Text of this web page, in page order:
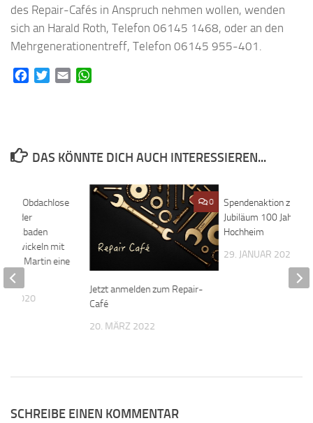
des Repair-Cafés in Anspruch nehmen wollen, wenden
sich an Harald Roth, Telefon 06145 1468, oder an den
Mehrgenerationentreff, Telefon 06145 955-401.
FacebookTwitterEmail
DAS KÖNNTE DICH AUCH INTERESSIEREN...
0
Jetzt anmelden zum Repair-
Café
20. MÄRZ 2022
Spendenaktion zum
Jubiläum 100 Jahre
Hochheim
29. JANUAR 2022
für Obdachlose
der
Wiesbaden
entwickeln mit
Martin eine
2020
SCHREIBE EINEN KOMMENTAR